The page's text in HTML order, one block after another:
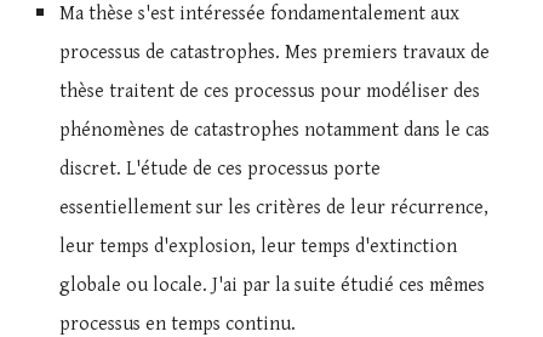
Ma thèse s'est intéressée fondamentalement aux
processus de catastrophes. Mes premiers travaux de
thèse traitent de ces processus pour modéliser des
phénomènes de catastrophes notamment dans le cas
discret. L'étude de ces processus porte
essentiellement sur les critères de leur récurrence,
leur temps d'explosion, leur temps d'extinction
globale ou locale. J'ai par la suite étudié ces mêmes
processus en temps continu.